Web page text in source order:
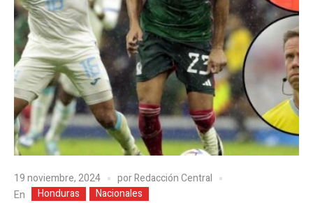
19 noviembre, 2024 porRedacción Central
En
Honduras Nacionales